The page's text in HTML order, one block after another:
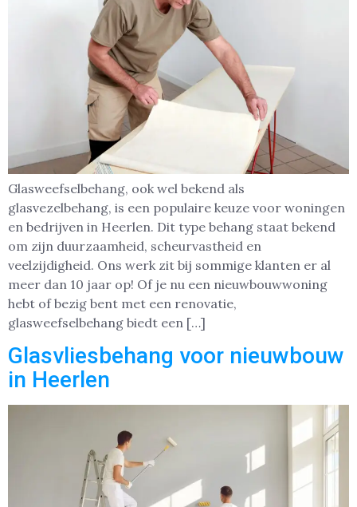
Glasweefselbehang, ook wel bekend als
glasvezelbehang, is een populaire keuze voor woningen
en bedrijven in Heerlen. Dit type behang staat bekend
om zijn duurzaamheid, scheurvastheid en
veelzijdigheid. Ons werk zit bij sommige klanten er al
meer dan 10 jaar op! Of je nu een nieuwbouwwoning
hebt of bezig bent met een renovatie,
glasweefselbehang biedt een […]
Glasvliesbehang voor nieuwbouw
in Heerlen